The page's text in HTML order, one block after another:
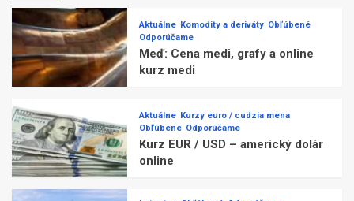
Aktuálne Komodity a deriváty Obľúbené
Odporúčame
Meď: Cena medi, grafy a online
kurz medi
Aktuálne Kurzy euro / cudzia mena
Obľúbené Odporúčame
Kurz EUR / USD – americký dolár
online